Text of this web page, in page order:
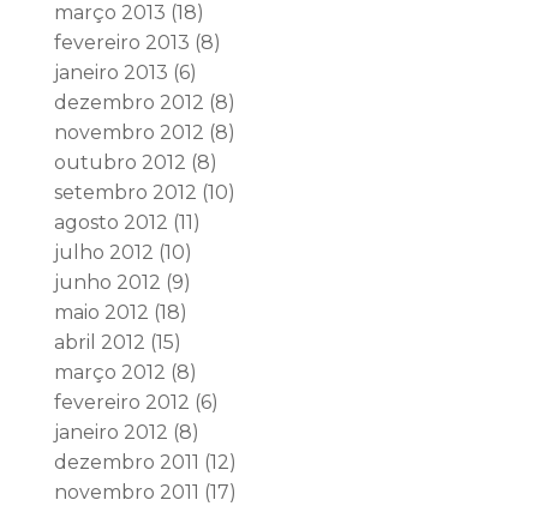
março 2013 (18)
fevereiro 2013 (8)
janeiro 2013 (6)
dezembro 2012 (8)
novembro 2012 (8)
outubro 2012 (8)
setembro 2012 (10)
agosto 2012 (11)
julho 2012 (10)
junho 2012 (9)
maio 2012 (18)
abril 2012 (15)
março 2012 (8)
fevereiro 2012 (6)
janeiro 2012 (8)
dezembro 2011 (12)
novembro 2011 (17)